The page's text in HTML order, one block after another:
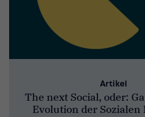
Artikel
The next Social, oder:
Evolution der Sozialen